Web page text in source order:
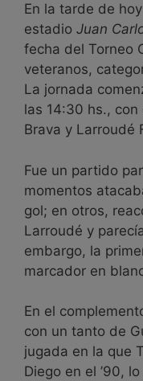
En la tarde de
estadio Juan
fecha del Torneo
veteranos,
La jornada
las 14:30 hs.,
Brava y Larroudé
Fue un partido
momentos
gol; en otros,
Larroudé y
embargo, la
marcador en
En el
con un tanto de
jugada en la que
Diego en el ’90,